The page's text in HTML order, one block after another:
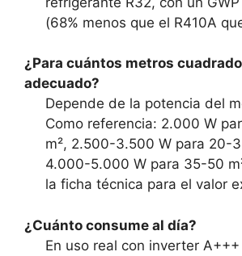
(68% menos que el R410A
¿Para cuántos metros
adecuado?
Depende de la potencia del
Como referencia: 2.000 W
m², 2.500-3.500 W para 20-
4.000-5.000 W para 35-50
la ficha técnica para el valor
¿Cuánto consume al día?
En uso real con inverter A+++